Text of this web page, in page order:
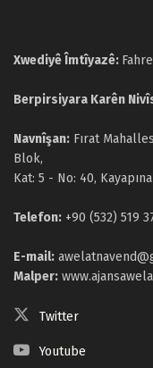
Xwediyê Îmtîyazê:
Berpirsiyara Karên
Navnîşan: Fırat
Blok,
Kat: 5 - No: 40,
Telefon: +90 (532) 519
E-mail:
Malper:
Twitter
Youtube